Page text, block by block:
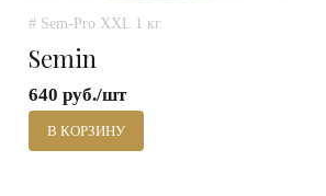
# Sem-Pro XXL 1 кг.
Semin
640 руб./шт
В КОРЗИНУ